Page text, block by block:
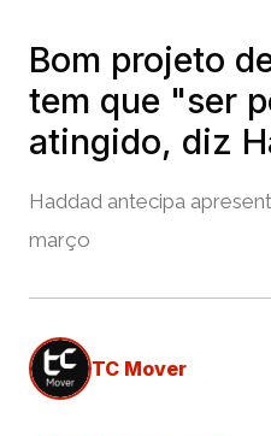
Bom projeto
tem que "ser
atingido, diz
Haddad antecipa
março
TC Mover